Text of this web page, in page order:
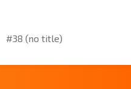
#38 (no title)